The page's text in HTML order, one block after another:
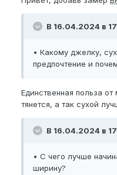
поэтому к делу
Итак, не буду долго
мои
стартовые
•BPEL- 14,5;
•NBPEL- 13,5;
P.S. * - означает,
погрешности
В 16.04.2024 в
• Какому джелку,
предпочтение и
Единственная польза
тянется, а так сухой
В 16.04.2024 в
• С чего лучше
ширину?